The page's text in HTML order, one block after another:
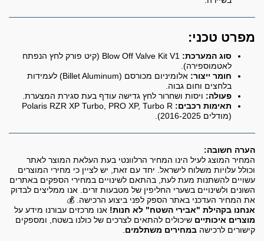
מפרט טכני:
סוג המערכת:
Blow Off Valve Kit V1 (קיט פורק לחץ הנפתח
לאטמוספירה).
חומר ייצור:
אלומיניום מכורסם (Billet Aluminum) לעמידות
בלחצים וחום גבוה.
פעולה:ויסות ושחרור לחץ גדישה עודף בעת סגירת המצערת.
תאימות רכבים: Polaris RZR XP Turbo, PRO XP, Turbo R
(מודלים 2016-2025).
הערה חשובה:
המחיר המוצג לעיל הינו המחיר הרלוונטי בעת העלאת המוצר לאתר
וכולל עלויות משלוח לישראל. יחד עם זאת, יש לציין כי מחירי המוצרים
עשויים להשתנות מעת לעת, בהתאם לשינויים במחירי הספקים באתרים
השונים ולשינויים בשערי החליפין של מטבעות זרים. אנו ממליצים לבדוק
את המחיר העדכני באתר הספק לפני ביצוע הרכישה. 💰
אנחנו בקהילת "אבירי השטח" לא חנות!אנו מרכזים עבורנו מידע על
מוצרים איכותייםשיכולים להתאים לצרכים של כולנו בשטח, ומספקים
קישורים לרכישהבמחירים משתלמים.